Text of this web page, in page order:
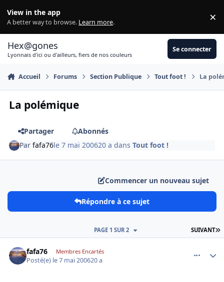
View in the app
A better way to browse. Learn more. ×
Hex@gones
Lyonnais d'ici ou d'ailleurs, fiers de nos couleurs
Se connecter
Accueil Forums Section Publique Tout foot ! La
La polémique
Partager
Abonnés
Parfafa76le 7 mai 200620 a dansTout foot !
Commencer un nouveau sujet
Répondre à ce sujet
SUIVANT
PAGE 1 SUR 2
fafa76 Membres Encartés
Posté(e) le 7 mai 200620 a